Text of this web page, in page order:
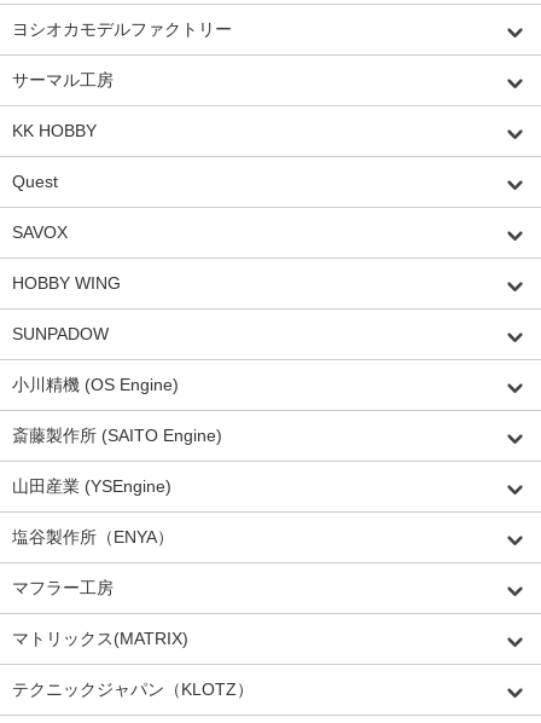
ヨシオカモデルファクトリー
サーマル工房
KK HOBBY
Quest
SAVOX
HOBBY WING
SUNPADOW
小川精機 (OS Engine)
斎藤製作所 (SAITO Engine)
山田産業 (YSEngine)
塩谷製作所（ENYA）
マフラー工房
マトリックス(MATRIX)
テクニックジャパン（KLOTZ）